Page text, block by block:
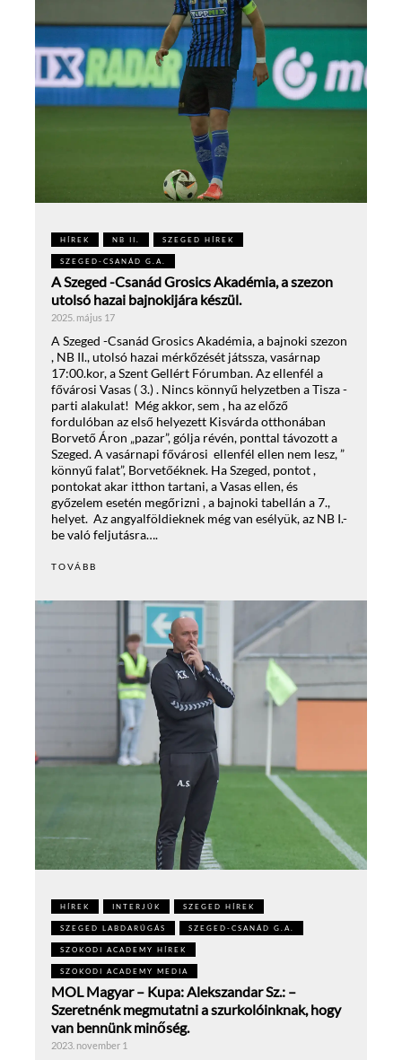
HÍREK NB II. SZEGED HÍREK
SZEGED-CSANÁD G.A.
A Szeged -Csanád Grosics Akadémia, a szezon
utolsó hazai bajnokijára készül.
2025. május 17
A Szeged -Csanád Grosics Akadémia, a bajnoki szezon
, NB II., utolsó hazai mérkőzését játssza, vasárnap
17:00.kor, a Szent Gellért Fórumban. Az ellenfél a
fővárosi Vasas ( 3.) . Nincs könnyű helyzetben a Tisza -
parti alakulat! Még akkor, sem , ha az előző
fordulóban az első helyezett Kisvárda otthonában
Borvető Áron „pazar”, gólja révén, ponttal távozott a
Szeged. A vasárnapi fővárosi ellenfél ellen nem lesz, ”
könnyű falat”, Borvetőéknek. Ha Szeged, pontot ,
pontokat akar itthon tartani, a Vasas ellen, és
győzelem esetén megőrizni , a bajnoki tabellán a 7.,
helyet. Az angyalföldieknek még van esélyük, az NB I.-
be való feljutásra….
TOVÁBB
HÍREK INTERJÚK SZEGED HÍREK
SZEGED LABDARÚGÁS SZEGED-CSANÁD G.A.
SZOKODI ACADEMY HÍREK
SZOKODI ACADEMY MEDIA
MOL Magyar – Kupa: Alekszandar Sz.: –
Szeretnénk megmutatni a szurkolóinknak, hogy
van bennünk minőség.
2023. november 1